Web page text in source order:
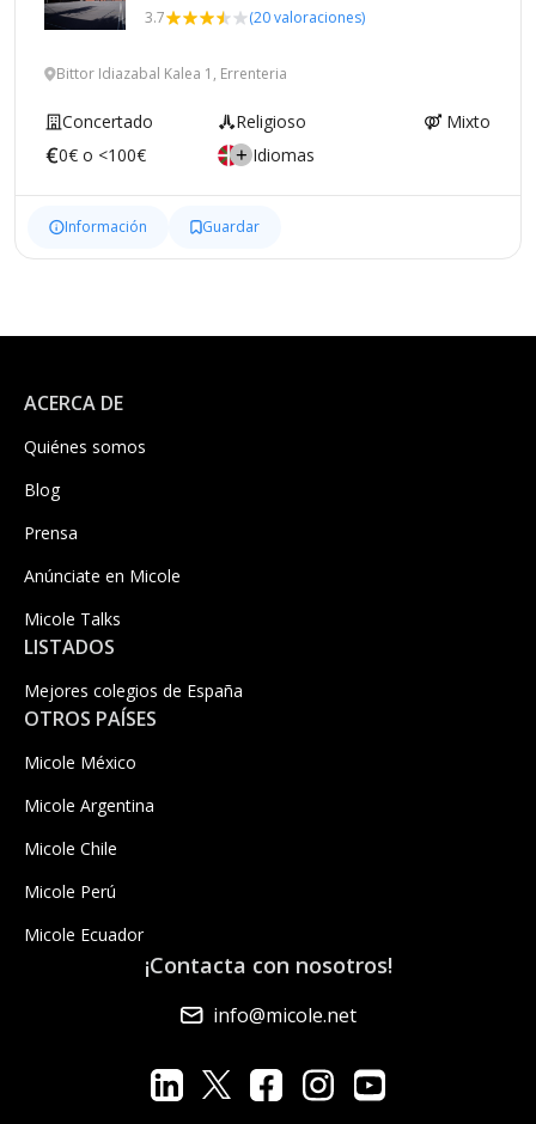
3.7 (20 valoraciones)
Bittor Idiazabal Kalea 1, Errenteria
Concertado Religioso
Mixto
0€ o <100€
Idiomas
Información Guardar
ACERCA DE
Quiénes somos
Blog
Prensa
Anúnciate en Micole
Micole Talks
LISTADOS
Mejores colegios de España
OTROS PAÍSES
Micole México
Micole Argentina
Micole Chile
Micole Perú
Micole Ecuador
¡Contacta con nosotros!
info@micole.net